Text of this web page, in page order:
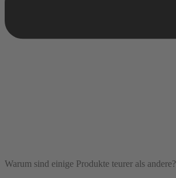
Warum sind einige Produkte teurer als andere?